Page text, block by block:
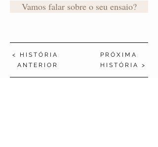
Vamos falar sobre o seu ensaio?
< HISTÓRIA
ANTERIOR
PRÓXIMA
HISTÓRIA >